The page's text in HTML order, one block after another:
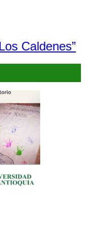
Caldenes”